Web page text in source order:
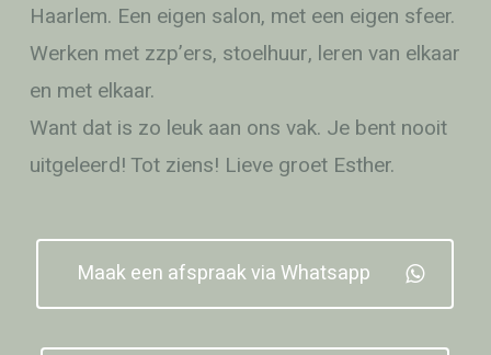
Haarlem. Een eigen salon, met een eigen sfeer.
Werken met zzp’ers, stoelhuur, leren van elkaar
en met elkaar.
Want dat is zo leuk aan ons vak. Je bent nooit
uitgeleerd! Tot ziens! Lieve groet Esther.
Maak een afspraak via Whatsapp